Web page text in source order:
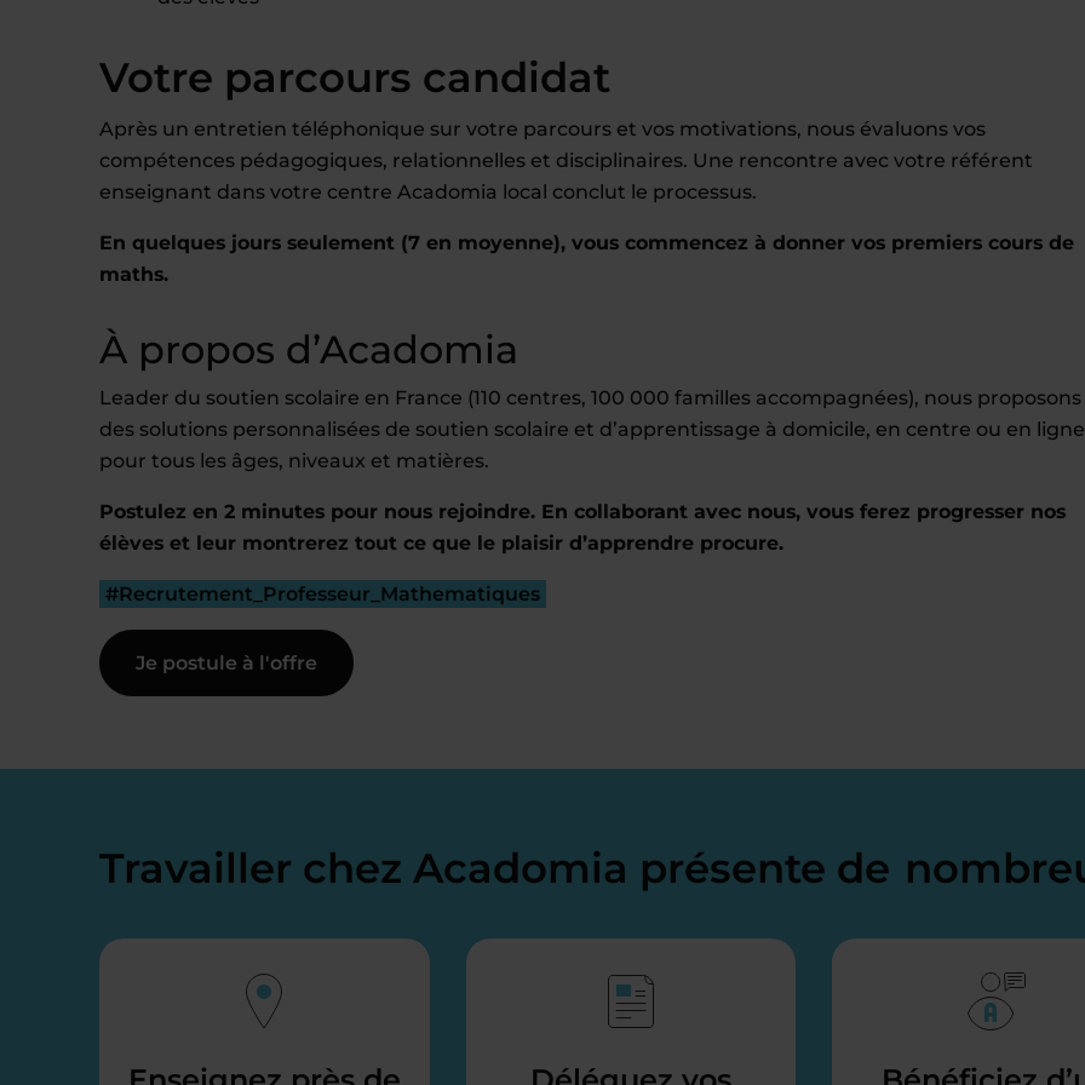
Votre parcours candidat
Après un entretien téléphonique sur votre parcours et vos motivations, nous évaluons vos
compétences pédagogiques, relationnelles et disciplinaires. Une rencontre avec votre référent
enseignant dans votre centre Acadomia local conclut le processus.
En quelques jours seulement (7 en moyenne), vous commencez à donner vos premiers cours de
maths.
À propos d’Acadomia
Leader du soutien scolaire en France (110 centres, 100 000 familles accompagnées), nous proposons
des solutions personnalisées de soutien scolaire et d’apprentissage à domicile, en centre ou en
pour tous les âges, niveaux et matières.
Postulez en 2 minutes pour nous rejoindre. En collaborant avec nous, vous ferez progresser nos
élèves et leur montrerez tout ce que le plaisir d’apprendre procure.
#Recrutement_Professeur_Mathematiques
Je postule à l'offre
Travailler chez Acadomia présente de